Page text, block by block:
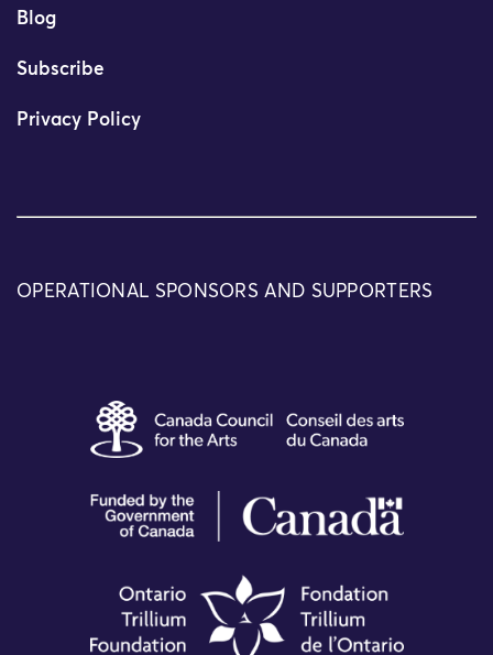
Blog
Subscribe
Privacy Policy
OPERATIONAL SPONSORS AND SUPPORTERS